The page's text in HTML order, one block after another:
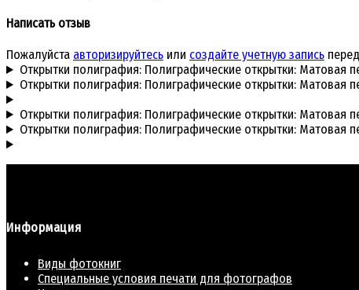
Написать отзыв
Пожалуйста авторизируйтесь или создайте учетную запись
Открытки полиграфия: Полиграфические открытки: Матовая
Открытки полиграфия: Полиграфические открытки: Матовая
Открытки полиграфия: Полиграфические открытки: Матовая
Открытки полиграфия: Полиграфические открытки: Матовая
Информация
Виды фотокниг
Специальные условия печати для фотографов